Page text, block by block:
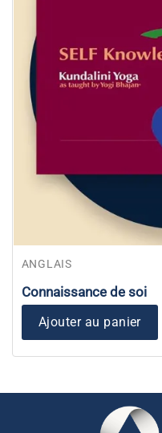
ANGLAIS
Connaissance de soi
Ajouter au panier